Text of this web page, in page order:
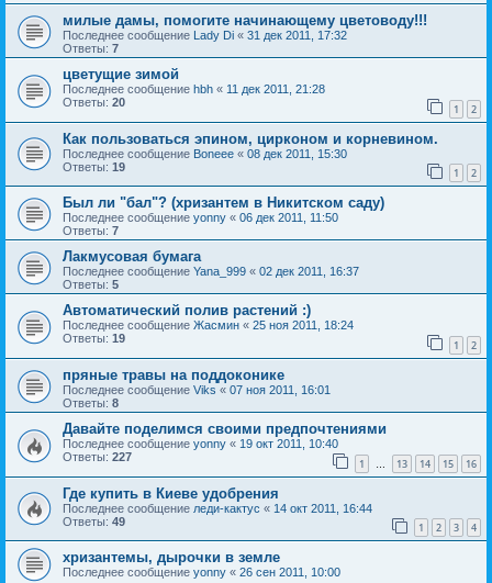
милые дамы, помогите начинающему цветоводу!!!
Последнее сообщение Lady Di « 31 дек 2011, 17:32
Ответы: 7
цветущие зимой
Последнее сообщение hbh « 11 дек 2011, 21:28
Ответы: 20 1 2
Как пользоваться эпином, цирконом и корневином.
Последнее сообщение Boneee « 08 дек 2011, 15:30
Ответы: 19 1 2
Был ли "бал"? (хризантем в Никитском саду)
Последнее сообщение yonny « 06 дек 2011, 11:50
Ответы: 7
Лакмусовая бумага
Последнее сообщение Yana_999 « 02 дек 2011, 16:37
Ответы: 5
Автоматический полив растений :)
Последнее сообщение Жасмин « 25 ноя 2011, 18:24
Ответы: 19 1 2
пряные травы на поддоконике
Последнее сообщение Viks « 07 ноя 2011, 16:01
Ответы: 8
Давайте поделимся своими предпочтениями
Последнее сообщение yonny « 19 окт 2011, 10:40
Ответы: 227 1 13 14 15 16
Где купить в Киеве удобрения
Последнее сообщение леди-кактус « 14 окт 2011, 16:44
Ответы: 49 1 2 3 4
хризантемы, дырочки в земле
Последнее сообщение yonny « 26 сен 2011, 10:00